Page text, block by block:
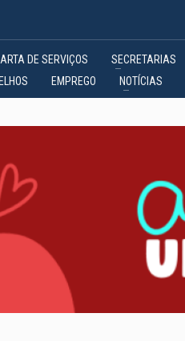
DE SERVIÇOS SECRETARIAS
EMPREGO NOTÍCIAS